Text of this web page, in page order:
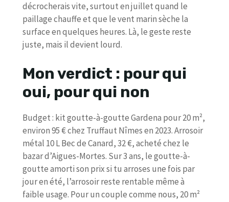
décrocherais vite, surtout en juillet quand le
paillage chauffe et que le vent marin sèche la
surface en quelques heures. Là, le geste reste
juste, mais il devient lourd.
Mon verdict : pour qui
oui, pour qui non
Budget : kit goutte-à-goutte Gardena pour 20 m²,
environ 95 € chez Truffaut Nîmes en 2023. Arrosoir
métal 10 L Bec de Canard, 32 €, acheté chez le
bazar d’Aigues-Mortes. Sur 3 ans, le goutte-à-
goutte amorti son prix si tu arroses une fois par
jour en été, l’arrosoir reste rentable même à
faible usage. Pour un couple comme nous, 20 m²